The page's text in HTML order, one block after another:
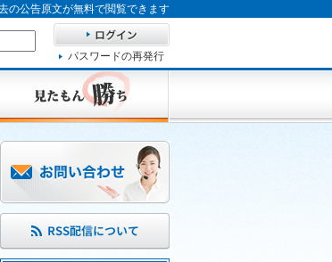
の公告原文が無料で閲覧できます
パスワードの再発行